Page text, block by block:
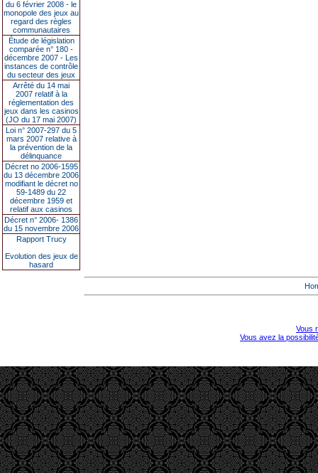
du 6 février 2008 - le
monopole des jeux au
regard des règles
communautaires
Étude de législation
comparée n° 180 -
décembre 2007 - Les
instances de contrôle
du secteur des jeux
Arrêté du 14 mai
2007 relatif à la
réglementation des
jeux dans les casinos
(JO du 17 mai 2007)
Loi n° 2007-297 du 5
mars 2007 relative à
la prévention de la
délinquance
Décret no 2006-1595
du 13 décembre 2006
modifiant le décret no
59-1489 du 22
décembre 1959 et
relatif aux casinos
Décret n° 2006- 1386
du 15 novembre 2006
Rapport Trucy
Evolution des jeux de
hasard
Vous
Vous avez la